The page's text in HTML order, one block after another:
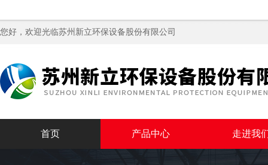
您好，欢迎光临苏州新立环保设备股份有限公司
首页 产品中心 走进我